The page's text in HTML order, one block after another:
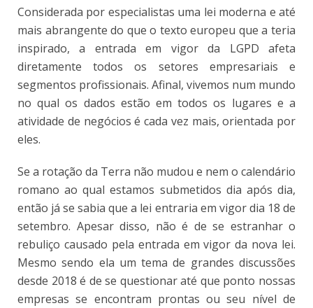
Considerada por especialistas uma lei moderna e até
mais abrangente do que o texto europeu que a teria
inspirado, a entrada em vigor da LGPD afeta
diretamente todos os setores empresariais e
segmentos profissionais. Afinal, vivemos num mundo
no qual os dados estão em todos os lugares e a
atividade de negócios é cada vez mais, orientada por
eles.
Se a rotação da Terra não mudou e nem o calendário
romano ao qual estamos submetidos dia após dia,
então já se sabia que a lei entraria em vigor dia 18 de
setembro. Apesar disso, não é de se estranhar o
rebuliço causado pela entrada em vigor da nova lei.
Mesmo sendo ela um tema de grandes discussões
desde 2018 é de se questionar até que ponto nossas
empresas se encontram prontas ou seu nível de